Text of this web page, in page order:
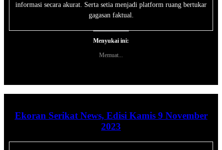
informasi secara akurat. Serta setia menjadi platform ruang bertukar
gagasan faktual.
Menyukai ini:
Memuat...
Ekoran Serikat News, Edisi Kamis 9 November
2023